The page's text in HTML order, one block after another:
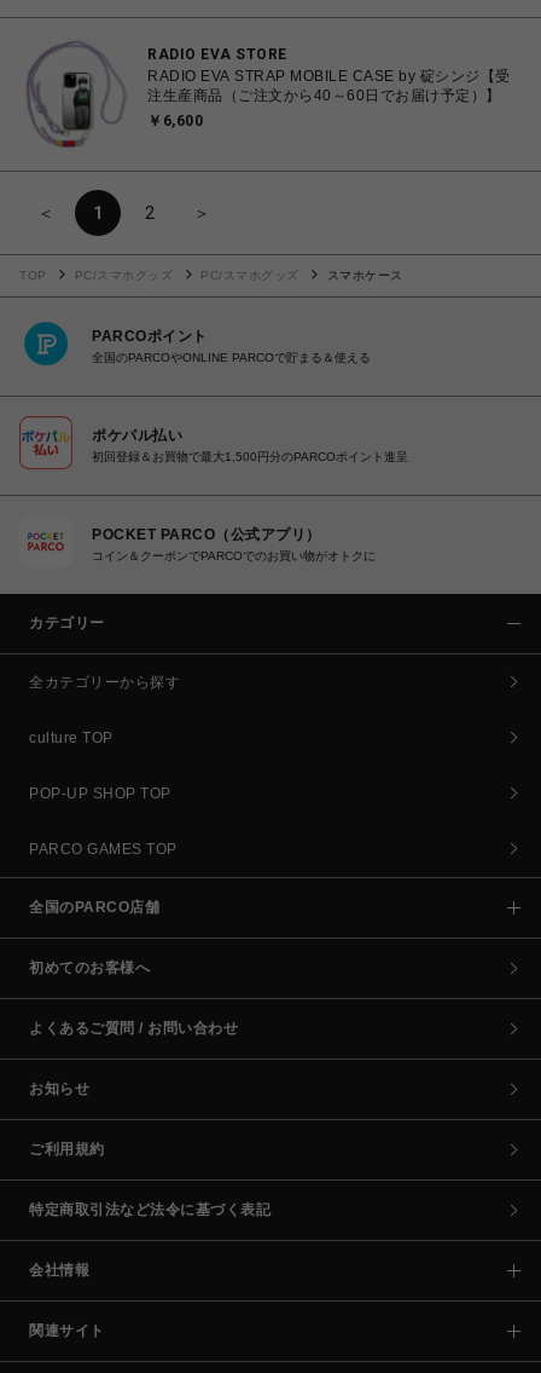
RADIO EVA STORE
RADIO EVA STRAP MOBILE CASE by 碇シンジ【受
注生産商品（ご注文から40～60日でお届け予定）】
￥6,600
＜ 1 2 ＞
TOP PC/スマホグッズ PC/スマホグッズ スマホケース
PARCOポイント
全国のPARCOやONLINE PARCOで貯まる＆使える
ポケパル払い
初回登録＆お買物で最大1,500円分のPARCOポイント進呈
POCKET PARCO（公式アプリ）
コイン＆クーポンでPARCOでのお買い物がオトクに
カテゴリー
全カテゴリーから探す
culture TOP
POP-UP SHOP TOP
PARCO GAMES TOP
全国のPARCO店舗
初めてのお客様へ
よくあるご質問 / お問い合わせ
お知らせ
ご利用規約
特定商取引法など法令に基づく表記
会社情報
関連サイト